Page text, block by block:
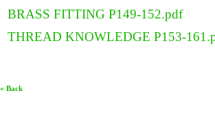
BRASS FITTING P149-152.pdf
THREAD KNOWLEDGE P153-
« Back